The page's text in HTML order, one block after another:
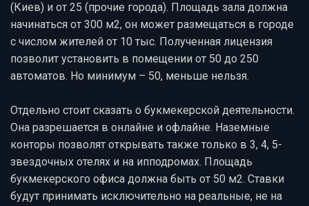
(Киев) и от 25 (прочие города). Площадь зала должна
начинаться от 300 м2, он может размещаться в городе
с числом жителей от 10 тыс. Полученная лицензия
позволит установить в помещении от 50 до 250
автоматов. Но минимум – 50, меньше нельзя.
Отдельно стоит сказать о букмекерской деятельности.
Она разрешается в онлайне и офлайне. Наземные
конторы позволят открывать также только в 3, 4, 5-
звездочных отелях и на ипподромах. Площадь
букмекерского офиса должна быть от 50 м2. Ставки
будут принимать исключительно на реальные, не на